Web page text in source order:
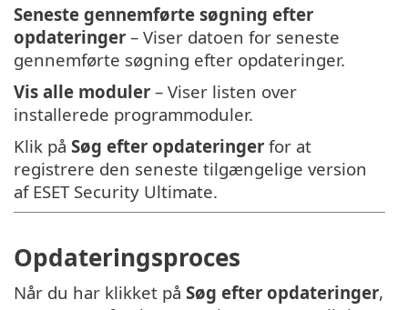
Seneste gennemførte søgning efter
opdateringer – Viser datoen for seneste
gennemførte søgning efter opdateringer.
Vis alle moduler – Viser listen over
installerede programmoduler.
Klik på Søg efter opdateringer for at
registrere den seneste tilgængelige version
af ESET Security Ultimate.
Opdateringsproces
Når du har klikket på Søg efter opdateringer,